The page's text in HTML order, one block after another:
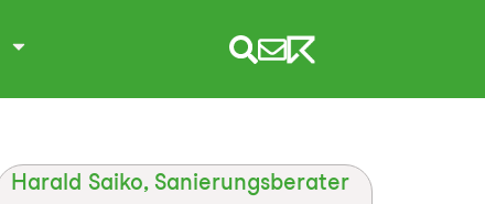
Harald Saiko, Sanierungsberater